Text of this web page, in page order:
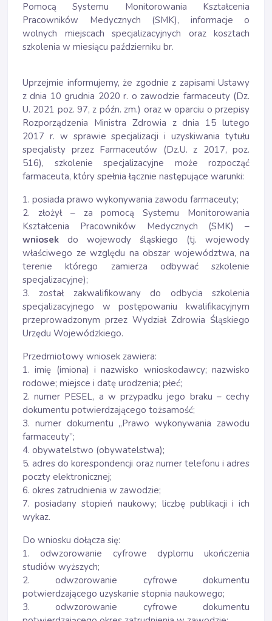
Pomocą Systemu Monitorowania Kształcenia
Pracowników Medycznych (SMK), informacje o
wolnych miejscach specjalizacyjnych oraz kosztach
szkolenia w miesiącu październiku br.
Uprzejmie informujemy, że zgodnie z zapisami Ustawy
z dnia 10 grudnia 2020 r. o zawodzie farmaceuty (Dz.
U. 2021 poz. 97, z późn. zm.) oraz w oparciu o przepisy
Rozporządzenia Ministra Zdrowia z dnia 15 lutego
2017 r. w sprawie specjalizacji i uzyskiwania tytułu
specjalisty przez Farmaceutów (Dz.U. z 2017, poz.
516), szkolenie specjalizacyjne może rozpocząć
farmaceuta, który spełnia łącznie następujące warunki:
1. posiada prawo wykonywania zawodu farmaceuty;
2. złożył – za pomocą Systemu Monitorowania
Kształcenia Pracowników Medycznych (SMK) –
wniosek do wojewody śląskiego (tj. wojewody
właściwego ze względu na obszar województwa, na
terenie którego zamierza odbywać szkolenie
specjalizacyjne);
3. został zakwalifikowany do odbycia szkolenia
specjalizacyjnego w postępowaniu kwalifikacyjnym
przeprowadzonym przez Wydział Zdrowia Śląskiego
Urzędu Wojewódzkiego.
Przedmiotowy wniosek zawiera:
1. imię (imiona) i nazwisko wnioskodawcy; nazwisko
rodowe; miejsce i datę urodzenia; płeć;
2. numer PESEL, a w przypadku jego braku – cechy
dokumentu potwierdzającego tożsamość;
3. numer dokumentu „Prawo wykonywania zawodu
farmaceuty”;
4. obywatelstwo (obywatelstwa);
5. adres do korespondencji oraz numer telefonu i adres
poczty elektronicznej;
6. okres zatrudnienia w zawodzie;
7. posiadany stopień naukowy; liczbę publikacji i ich
wykaz.
Do wniosku dołącza się:
1. odwzorowanie cyfrowe dyplomu ukończenia
studiów wyższych;
2. odwzorowanie cyfrowe dokumentu
potwierdzającego uzyskanie stopnia naukowego;
3. odwzorowanie cyfrowe dokumentu